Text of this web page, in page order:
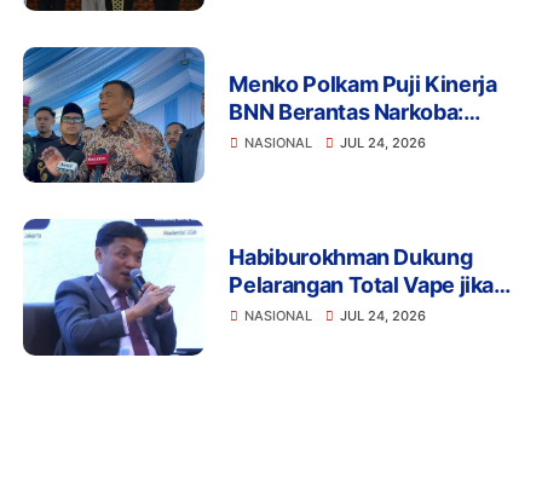
Menko Polkam Puji Kinerja
BNN Berantas Narkoba:
Selamatkan Manusia dan
NASIONAL JUL 24, 2026
Habiburokhman Dukung
Pelarangan Total Vape jika
Disalahgunakan untuk
NASIONAL JUL 24, 2026